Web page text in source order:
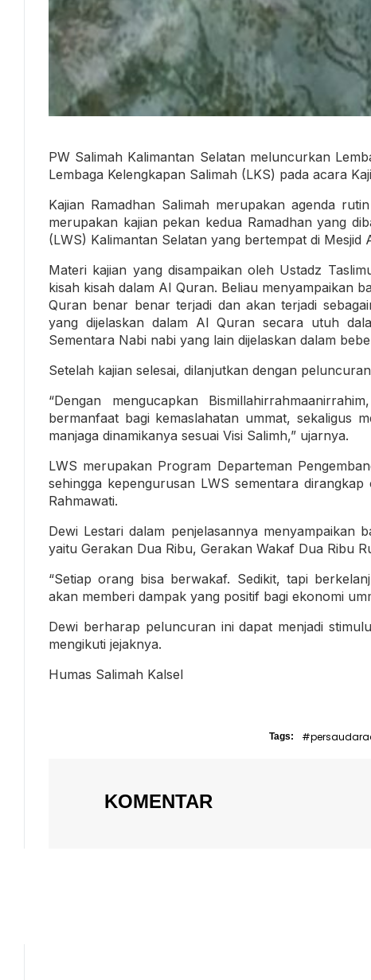
PW Salimah Kalimantan Selatan meluncurkan
Lembaga Kelengkapan Salimah (LKS) pada acara
Kajian Ramadhan Salimah merupakan agenda
merupakan kajian pekan kedua Ramadhan yang
(LWS) Kalimantan Selatan yang bertempat di Mesjid
Materi kajian yang disampaikan oleh Ustadz
kisah kisah dalam Al Quran. Beliau menyampaikan
Quran benar benar terjadi dan akan terjadi
yang dijelaskan dalam Al Quran secara utuh
Sementara Nabi nabi yang lain dijelaskan dalam
Setelah kajian selesai, dilanjutkan dengan
“Dengan mengucapkan
bermanfaat bagi kemaslahatan ummat, sekaligus
manjaga dinamikanya sesuai Visi Salimh,” ujarnya.
LWS merupakan Program Departeman
sehingga kepengurusan LWS sementara
Rahmawati.
Dewi Lestari dalam penjelasannya menyampaikan
yaitu Gerakan Dua Ribu, Gerakan Wakaf Dua Ribu
“Setiap orang bisa berwakaf. Sedikit, tapi
akan memberi dampak yang positif bagi ekonomi
Dewi berharap peluncuran ini dapat menjadi
mengikuti jejaknya.
Humas Salimah Kalsel
Tags:
KOMENTAR